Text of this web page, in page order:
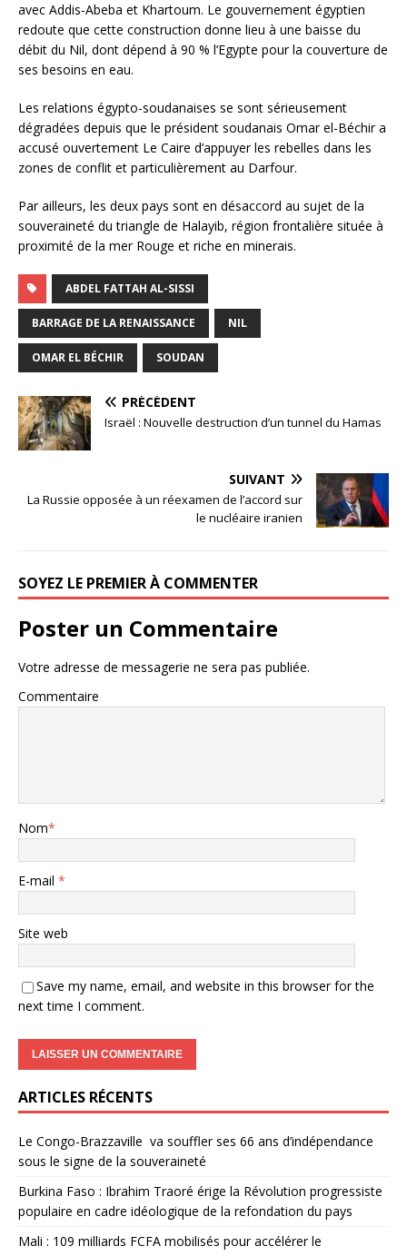
avec Addis-Abeba et Khartoum. Le gouvernement égyptien
redoute que cette construction donne lieu à une baisse du
débit du Nil, dont dépend à 90 % l’Egypte pour la couverture de
ses besoins en eau.
Les relations égypto-soudanaises se sont sérieusement
dégradées depuis que le président soudanais Omar el-Béchir a
accusé ouvertement Le Caire d’appuyer les rebelles dans les
zones de conflit et particulièrement au Darfour.
Par ailleurs, les deux pays sont en désaccord au sujet de la
souveraineté du triangle de Halayib, région frontalière située à
proximité de la mer Rouge et riche en minerais.
ABDEL FATTAH AL-SISSI
BARRAGE DE LA RENAISSANCE NIL
OMAR EL BÉCHIR SOUDAN
PRÉCÉDENT
Israël : Nouvelle destruction d’un tunnel du Hamas
SUIVANT
La Russie opposée à un réexamen de l’accord sur
le nucléaire iranien
SOYEZ LE PREMIER À COMMENTER
Poster un Commentaire
Votre adresse de messagerie ne sera pas publiée.
Commentaire
Nom*
E-mail *
Site web
Save my name, email, and website in this browser for the
next time I comment.
ARTICLES RÉCENTS
Le Congo-Brazzaville va souffler ses 66 ans d’indépendance
sous le signe de la souveraineté
Burkina Faso : Ibrahim Traoré érige la Révolution progressiste
populaire en cadre idéologique de la refondation du pays
Mali : 109 milliards FCFA mobilisés pour accélérer le